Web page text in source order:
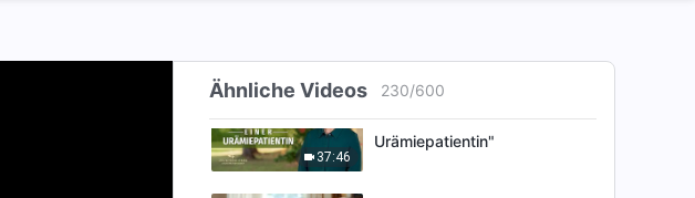
Ähnliche Videos 230/600
37:46
Glaubenszeugnis |
"Reflexionen einer
Urämiepatientin"